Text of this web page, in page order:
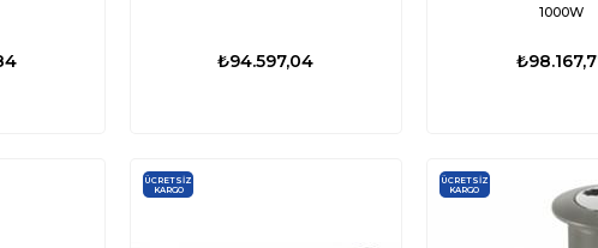
₺94.597,04
1000W
ÜCRETSIZ
KARGO
ÜCRETSIZ
KARGO